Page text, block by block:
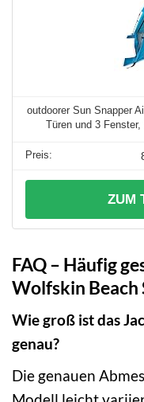
outdoorer Sun Snapper
Türen und 3 Fenster,
ZUM
FAQ – Häufig
Wolfskin Beach
Wie groß ist das
genau?
Die genauen